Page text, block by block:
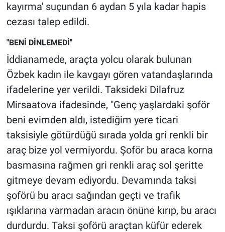
kayırma' suçundan 6 aydan 5 yıla kadar hapis
cezası talep edildi.
"BENİ DİNLEMEDİ"
İddianamede, araçta yolcu olarak bulunan
Özbek kadın ile kavgayı gören vatandaşlarında
ifadelerine yer verildi. Taksideki Dilafruz
Mirsaatova ifadesinde, "Genç yaşlardaki şoför
beni evimden aldı, istediğim yere ticari
taksisiyle götürdüğü sırada yolda gri renkli bir
araç bize yol vermiyordu. Şoför bu araca korna
basmasına rağmen gri renkli araç sol şeritte
gitmeye devam ediyordu. Devamında taksi
şoförü bu aracı sağından geçti ve trafik
ışıklarına varmadan aracın önüne kırıp, bu aracı
durdurdu. Taksi şoförü araçtan küfür ederek
Türkiye'nin Geleceği
Yerel Gündem
Yerel Yaşam
Canlı Yayın